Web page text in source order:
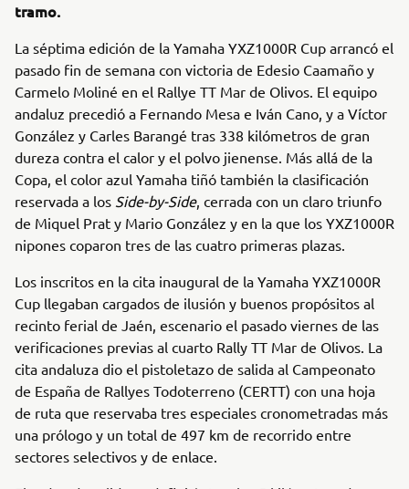
tramo.
La séptima edición de la Yamaha YXZ1000R Cup arrancó el
pasado fin de semana con victoria de Edesio Caamaño y
Carmelo Moliné en el Rallye TT Mar de Olivos. El equipo
andaluz precedió a Fernando Mesa e Iván Cano, y a Víctor
González y Carles Barangé tras 338 kilómetros de gran
dureza contra el calor y el polvo jienense. Más allá de la
Copa, el color azul Yamaha tiñó también la clasificación
reservada a los Side-by-Side, cerrada con un claro triunfo
de Miquel Prat y Mario González y en la que los YXZ1000R
nipones coparon tres de las cuatro primeras plazas.
Los inscritos en la cita inaugural de la Yamaha YXZ1000R
Cup llegaban cargados de ilusión y buenos propósitos al
recinto ferial de Jaén, escenario el pasado viernes de las
verificaciones previas al cuarto Rally TT Mar de Olivos. La
cita andaluza dio el pistoletazo de salida al Campeonato
de España de Rallyes Todoterreno (CERTT) con una hoja
de ruta que reservaba tres especiales cronometradas más
una prólogo y un total de 497 km de recorrido entre
sectores selectivos y de enlace.